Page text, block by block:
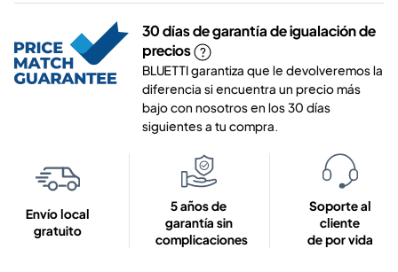
30 días de garantía de igualación de
precios
BLUETTI garantiza que le devolveremos la
diferencia si encuentra un precio más
bajo con nosotros en los 30 días
siguientes a tu compra.
Envío local
gratuito
5 años de
garantía sin
complicaciones
Soporte al
cliente
de por vida